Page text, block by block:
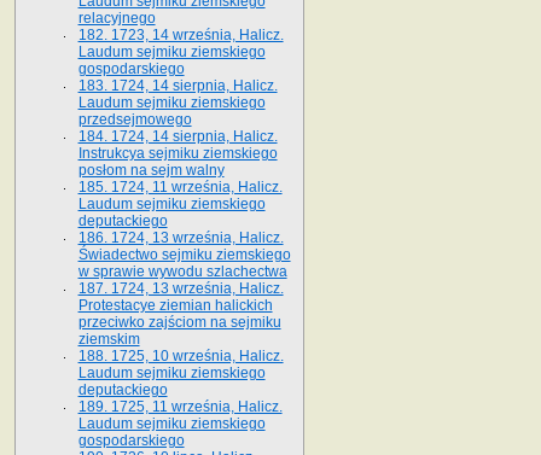
relacyjnego
182. 1723, 14 września, Halicz.
Laudum sejmiku ziemskiego
gospodarskiego
183. 1724, 14 sierpnia, Halicz.
Laudum sejmiku ziemskiego
przedsejmowego
184. 1724, 14 sierpnia, Halicz.
Instrukcya sejmiku ziemskiego
posłom na sejm walny
185. 1724, 11 września, Halicz.
Laudum sejmiku ziemskiego
deputackiego
186. 1724, 13 września, Halicz.
Świadectwo sejmiku ziemskiego
w sprawie wywodu szlachectwa
187. 1724, 13 września, Halicz.
Protestacye ziemian halickich
przeciwko zajściom na sejmiku
ziemskim
188. 1725, 10 września, Halicz.
Laudum sejmiku ziemskiego
deputackiego
189. 1725, 11 września, Halicz.
Laudum sejmiku ziemskiego
gospodarskiego